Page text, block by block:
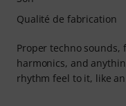
Proper techno
harmonics, and
rhythm feel to it, like
Qualité de fabrication